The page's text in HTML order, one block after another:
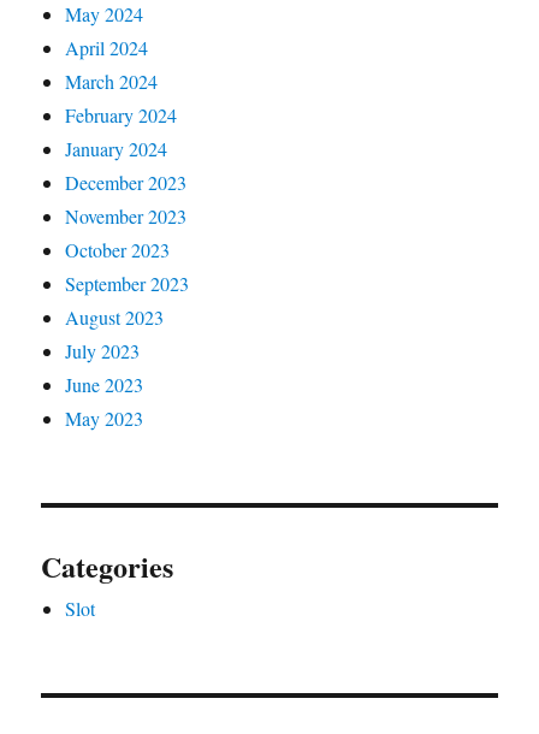
May 2024
April 2024
March 2024
February 2024
January 2024
December 2023
November 2023
October 2023
September 2023
August 2023
July 2023
June 2023
May 2023
Categories
Slot